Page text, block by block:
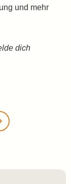
und mehr
dich